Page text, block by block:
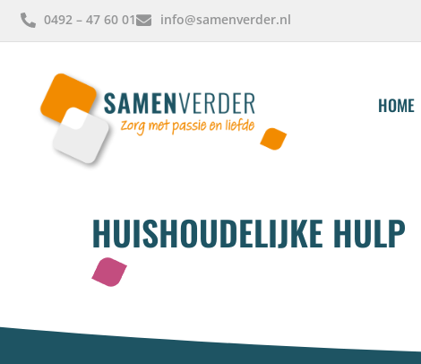
0492 – 47 60 01 info@samenverder.nl
HOME
HUISHOUDELIJKE HULP